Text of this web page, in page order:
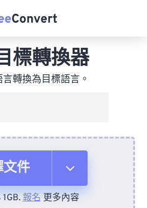
標轉換器
轉換為目標語言。
文件
1GB.報名更多內容